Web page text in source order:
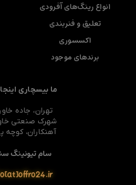
انواع رینگ‌های آفرودی
تعلیق و فنربندی
اکسسوری
برندهای موجود
ما بیسچاری
تهران، جاده
شهرک صنعتی
آهنکاران، کوچه
سام تیونینگ